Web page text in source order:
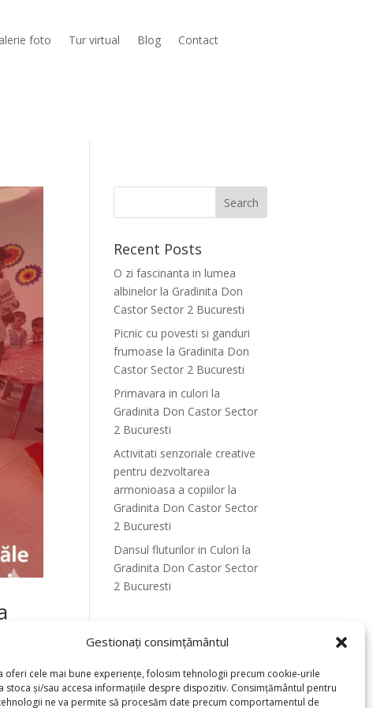
Gestionați consimțământul
oferi cele mai bune experiențe, folosim tehnologii precum cookie-urile
stoca și/sau accesa informațiile despre dispozitiv. Consimțământul pentru
ne va permite să procesăm date precum comportamentul de
foto Tur virtual Blog Contact
Recent Posts
O zi fascinanta in lumea
albinelor la Gradinita Don
Castor Sector 2 Bucuresti
Picnic cu povesti si ganduri
frumoase la Gradinita Don
Castor Sector 2 Bucuresti
Primavara in culori la
Gradinita Don Castor Sector
2 Bucuresti
Activitati senzoriale creative
pentru dezvoltarea
armonioasa a copiilor la
Gradinita Don Castor Sector
2 Bucuresti
Dansul fluturilor in Culori la
Gradinita Don Castor Sector
2 Bucuresti